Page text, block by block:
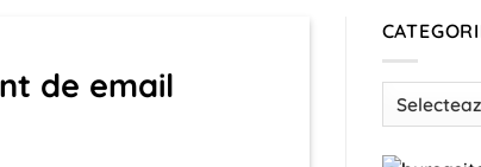
de email Categorii